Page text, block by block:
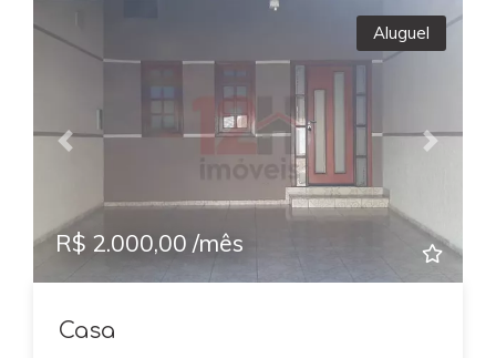
Previous Next
Aluguel
R$ 2.000,00 /mês
Casa